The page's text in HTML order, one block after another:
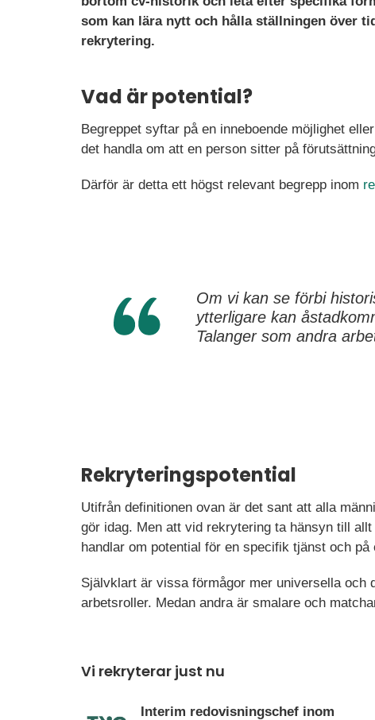
som kan lära nytt och hålla ställningen över
rekrytering.
Vad är potential?
Begreppet syftar på en inneboende möjlighet
det handla om att en person sitter på
Därför är detta ett högst relevant begrepp inom
Om vi kan se förbi
ytterligare kan
Talanger som andra
Rekryteringspotential
Utifrån definitionen ovan är det sant att alla
gör idag. Men att vid rekrytering ta hänsyn till
handlar om potential för en specifik tjänst och
Självklart är vissa förmågor mer universella och
arbetsroller. Medan andra är smalare och
Vi rekryterar just nu
Interim redovisningschef inom